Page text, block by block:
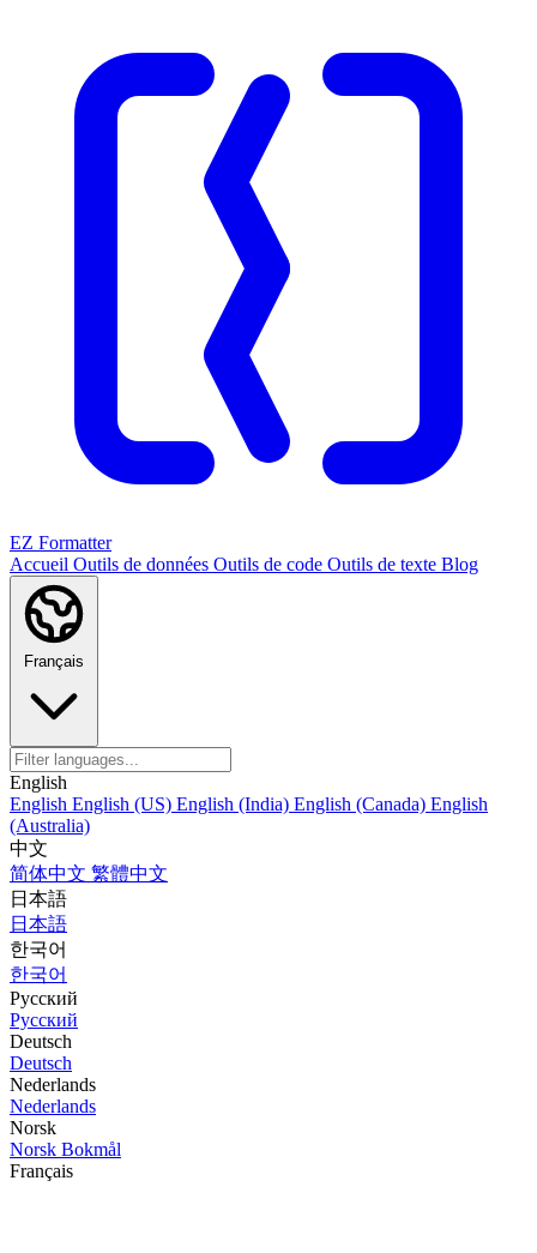
EZ Formatter
Accueil Outils de données Outils de code Outils de texte Blog
Français
English
English English (US) English (India) English (Canada) English
(Australia)
中文
简体中文 繁體中文
日本語
日本語
한국어
한국어
Русский
Русский
Deutsch
Deutsch
Nederlands
Nederlands
Norsk
Norsk Bokmål
Français